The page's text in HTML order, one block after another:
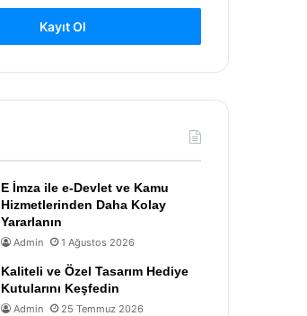
Kayıt Ol
E İmza ile e-Devlet ve Kamu
Hizmetlerinden Daha Kolay
Yararlanın
Admin 1 Ağustos 2026
Kaliteli ve Özel Tasarım Hediye
Kutularını Keşfedin
Admin 25 Temmuz 2026